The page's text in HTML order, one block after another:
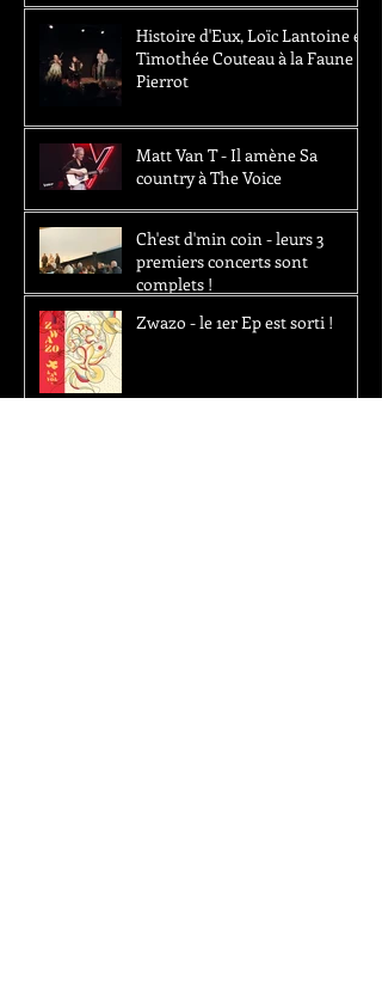
Histoire d'Eux, Loïc Lantoine et
Timothée Couteau à la Faune -
Pierrot
Matt Van T - Il amène Sa
country à The Voice
Ch'est d'min coin - leurs 3
premiers concerts sont
complets !
Zwazo - le 1er Ep est sorti !